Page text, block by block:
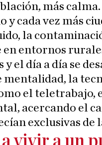
más
y cada vez más
la
entornos
y el día a día se
mentalidad, la
el teletrabajo,
acercando el
exclusivas de
vivir a un